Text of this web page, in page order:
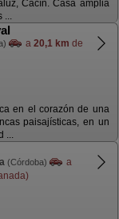
Cacín. Casa amplia
...
a 20,1 km de
en el corazón de una
paisajísticas, en un
...
(Córdoba)
a